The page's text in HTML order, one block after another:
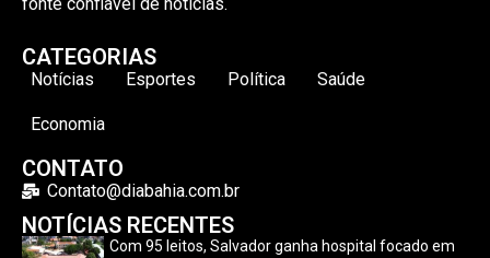
fonte confiável de notícias.
CATEGORIAS
Notícias Esportes Política Saúde
Economia
CONTATO
Contato@diabahia.com.br
NOTÍCIAS RECENTES
Com 95 leitos, Salvador ganha hospital focado em